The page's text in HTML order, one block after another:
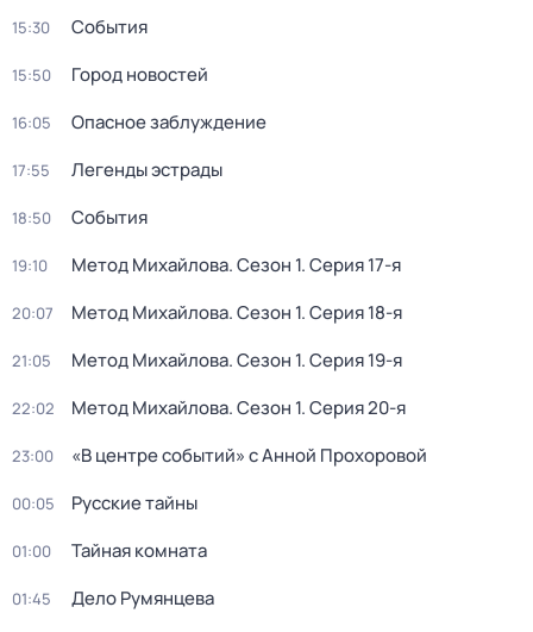
15:30 События
15:50 Город новостей
16:05 Опасное заблуждение
17:55 Легенды эстрады
18:50 События
19:10 Метод Михайлова. Сезон 1. Серия 17-я
20:07 Метод Михайлова. Сезон 1. Серия 18-я
21:05 Метод Михайлова. Сезон 1. Серия 19-я
22:02 Метод Михайлова. Сезон 1. Серия 20-я
23:00 «В центре событий» с Анной Прохоровой
00:05 Русские тайны
01:00 Тайная комната
01:45 Дело Румянцева